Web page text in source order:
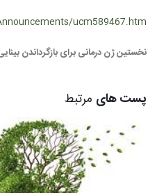
ucm589467.htm
نخستین ژن درمانی برای بازگرداندن
پست های مرتبط